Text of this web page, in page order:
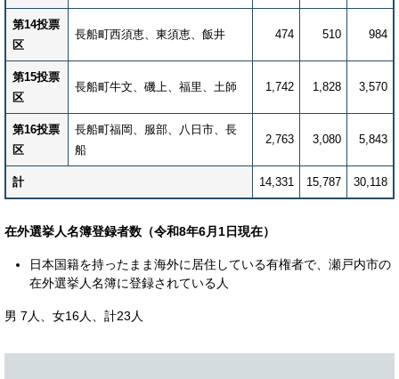
第14投票
区
長船町西須恵、東須恵、飯井 474 510 984
第15投票
区
長船町牛文、磯上、福里、土師 1,742 1,828 3,570
第16投票
区
長船町福岡、服部、八日市、長
船
2,763 3,080 5,843
計 14,331 15,787 30,118
在外選挙人名簿登録者数（令和8年6月1日現在）
日本国籍を持ったまま海外に居住している有権者で、瀬戸内市の
在外選挙人名簿に登録されている人
男 7人、女16人、計23人